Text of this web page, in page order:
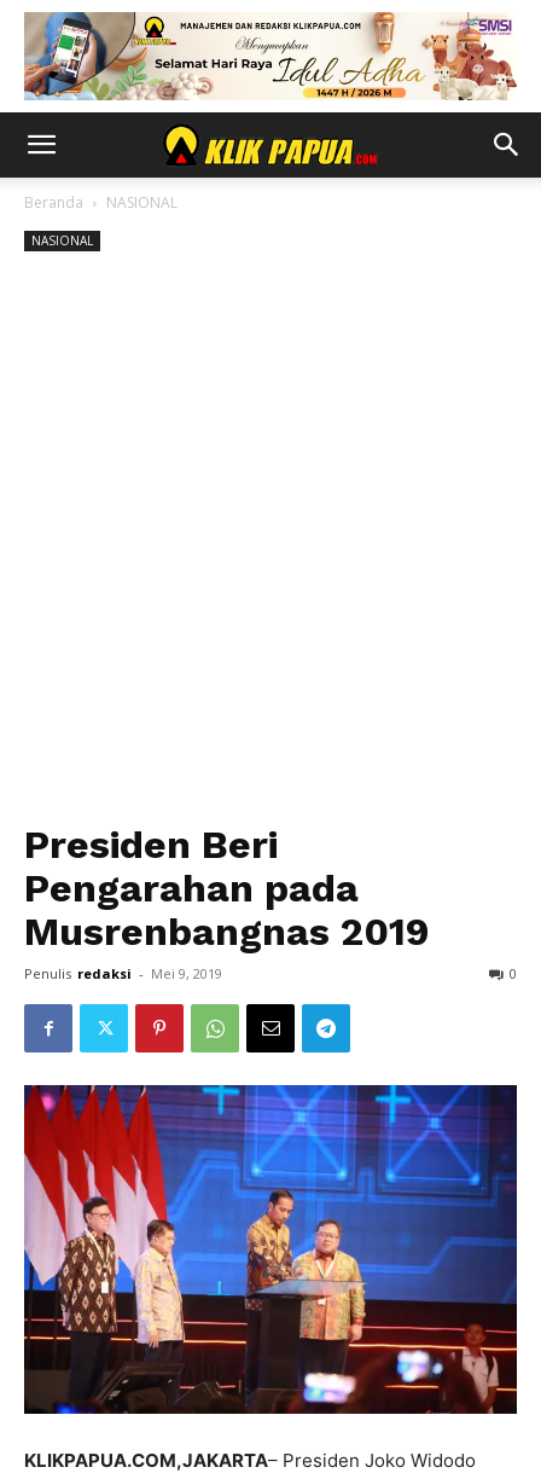
Beranda NASIONAL
NASIONAL
Presiden Beri
Pengarahan pada
Musrenbangnas 2019
Penulis redaksi - Mei 9, 2019 0
KLIKPAPUA.COM,JAKARTA– Presiden Joko Widodo